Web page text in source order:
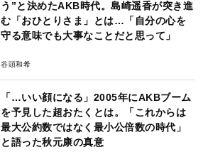
う”と決めたAKB時代。島崎遥香が突き進
む「おひとりさま」とは…「自分の心を
守る意味でも大事なことだと思って」
谷頭和希
「…いい顔になる」2005年にAKBブーム
を予見した超おたくとは。「これからは
最大公約数ではなく最小公倍数の時代」
と語った秋元康の真意